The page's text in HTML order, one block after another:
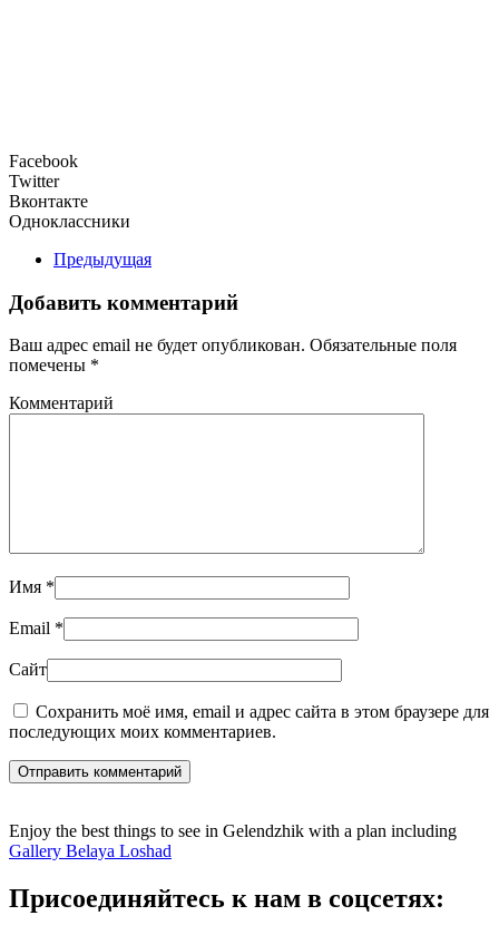
Facebook
Twitter
Вконтакте
Одноклассники
Предыдущая
Добавить комментарий
Ваш адрес email не будет опубликован. Обязательные поля
помечены *
Комментарий
Имя *
Email *
Сайт
Сохранить моё имя, email и адрес сайта в этом браузере для
последующих моих комментариев.
Отправить комментарий
Enjoy the best things to see in Gelendzhik with a plan including
Gallery Belaya Loshad
Присоединяйтесь к нам в соцсетях: